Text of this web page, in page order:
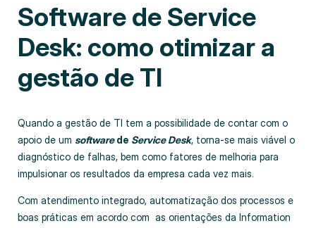
Software de Service
Desk: como otimizar a
gestão de TI
Quando a gestão de TI tem a possibilidade de contar com o
apoio de um softwarede Service Desk, torna-se mais viável o
diagnóstico de falhas, bem como fatores de melhoria para
impulsionar os resultados da empresa cada vez mais.
Com atendimento integrado, automatização dos processos e
boas práticas em acordo com as orientações da Information